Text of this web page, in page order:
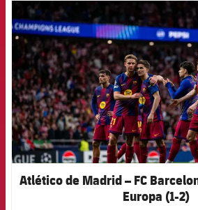
FCB
Atlético de Madrid – FC
Europa (1-2)